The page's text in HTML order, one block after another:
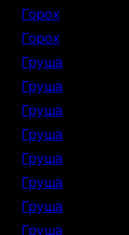
Горох
Горох
Груша
Груша
Груша
Груша
Груша
Груша
Груша
Груша